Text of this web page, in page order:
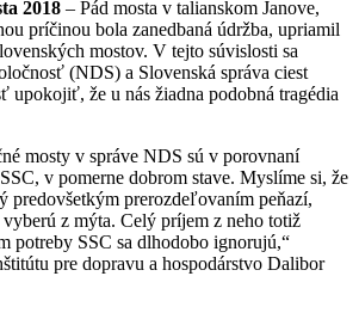
2018 – Pád mosta v talianskom Janove,
príčinou bola zanedbaná údržba, upriamil
mostov. V tejto súvislosti sa
(NDS) a Slovenská správa ciest
upokojiť, že u nás žiadna podobná tragédia
mosty v správe NDS sú v porovnaní
v pomerne dobrom stave. Myslíme si, že
predovšetkým prerozdeľovaním peňazí,
z mýta. Celý príjem z neho totiž
potreby SSC sa dlhodobo ignorujú,“
pre dopravu a hospodárstvo Dalibor